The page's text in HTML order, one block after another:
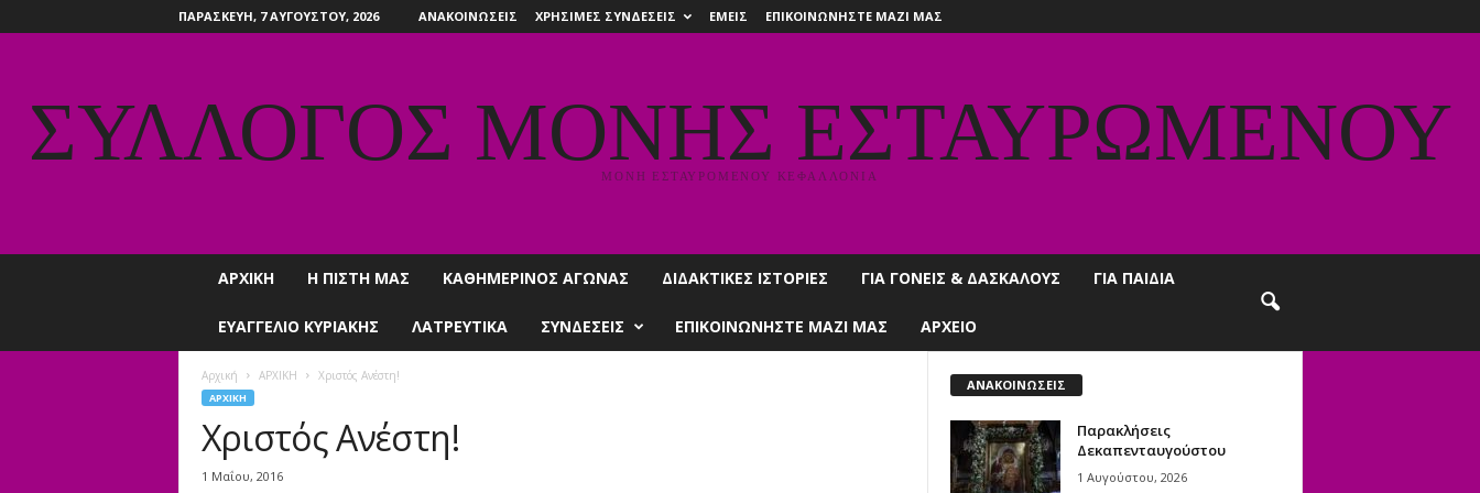
ΠΑΡΑΣΚΕΥΉ, 7 ΑΥΓΟΎΣΤΟΥ, 2026 ΑΝΑΚΟΙΝΩΣΕΙΣ ΧΡΗΣΙΜΕΣ ΣΥΝΔΕΣΕΙΣ ΕΜΕΙΣ ΕΠΙΚΟΙΝΩΝΗΣΤΕ ΜΑΖΙ ΜΑΣ
ΣΥΛΛΟΓΟΣ ΜΟΝΗΣ ΕΣΤΑΥΡΩΜΕΝΟΥ
ΜΟΝΗ ΕΣΤΑΥΡΟΜΕΝΟΥ ΚΕΦΑΛΛΟΝΙΑ
ΑΡΧΙΚΗ Η ΠΙΣΤΗ ΜΑΣ ΚΑΘΗΜΕΡΙΝΟΣ ΑΓΩΝΑΣ ΔΙΔΑΚΤΙΚΕΣ ΙΣΤΟΡΙΕΣ ΓΙΑ ΓΟΝΕΙΣ & ΔΑΣΚΑΛΟΥΣ ΓΙΑ ΠΑΙΔΙΑ
ΕΥΑΓΓΕΛΙΟ ΚΥΡΙΑΚΗΣ ΛΑΤΡΕΥΤΙΚΑ ΣΥΝΔΕΣΕΙΣ ΕΠΙΚΟΙΝΩΝΗΣΤΕ ΜΑΖΙ ΜΑΣ ΑΡΧΕΙΟ
Αρχική ΑΡΧΙΚΗ Χριστός Ανέστη!
ΑΡΧΙΚΗ
Χριστός Ανέστη!
1 Μαΐου, 2016
ΑΝΑΚΟΙΝΩΣΕΙΣ
Παρακλήσεις
Δεκαπενταυγούστου
1 Αυγούστου, 2026